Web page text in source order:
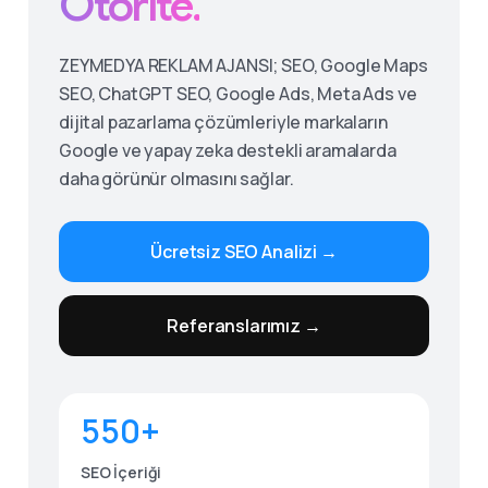
ZEYMEDYA REKLAM AJANSI; SEO, Google Maps
SEO, ChatGPT SEO, Google Ads, Meta Ads ve
dijital pazarlama çözümleriyle markaların
Google ve yapay zeka destekli aramalarda
daha görünür olmasını sağlar.
Ücretsiz SEO Analizi →
Referanslarımız →
550+
SEO İçeriği
Give us a call
Send us a message
Send your message any time you want.